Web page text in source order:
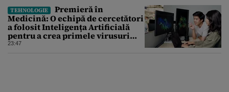
TEHNOLOGIE
Premieră în
Medicină: O echipă de cercetători
a folosit Inteligența Artificială
pentru a crea primele virusuri
sintetice la tratarea de E.coli
23:47